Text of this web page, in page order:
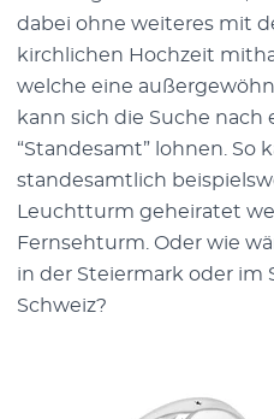
dabei ohne weiteres mit
kirchlichen Hochzeit
welche eine
kann sich die Suche nach
“Standesamt” lohnen. So
standesamtlich
Leuchtturm geheiratet
Fernsehturm. Oder wie
in der Steiermark oder im
Schweiz?